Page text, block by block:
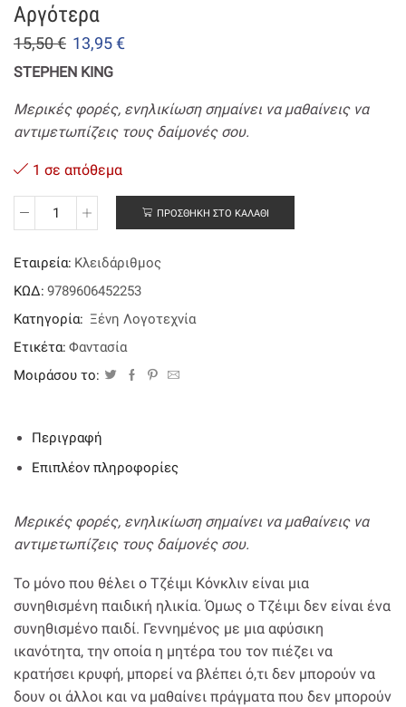
Αργότερα
15,50€ 13,95€
STEPHEN KING
Μερικές φορές, ενηλικίωση σημαίνει να μαθαίνεις να
αντιμετωπίζεις τους δαίμονές σου.
1 σε απόθεμα
Αργότερα
ΠΡΟΣΘΉΚΗ ΣΤΟ ΚΑΛΆΘΙ
Εταιρεία: Κλειδάριθμος
ΚΩΔ: 9789606452253
Κατηγορία: Ξένη Λογοτεχνία
Ετικέτα: Φαντασία
Μοιράσου το:
Περιγραφή
Επιπλέον πληροφορίες
Μερικές φορές, ενηλικίωση σημαίνει να μαθαίνεις να
αντιμετωπίζεις τους δαίμονές σου.
Το μόνο που θέλει ο Τζέιμι Κόνκλιν είναι μια
συνηθισμένη παιδική ηλικία. Όμως ο Τζέιμι δεν είναι ένα
συνηθισμένο παιδί. Γεννημένος με μια αφύσικη
ικανότητα, την οποία η μητέρα του τον πιέζει να
κρατήσει κρυφή, μπορεί να βλέπει ό,τι δεν μπορούν να
δουν οι άλλοι και να μαθαίνει πράγματα που δεν μπορούν